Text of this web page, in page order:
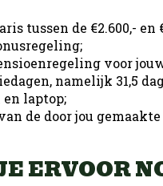
tussen de €2.600,-
voor
namelijk 31,5
laptop;
de door jou
ERVOOR